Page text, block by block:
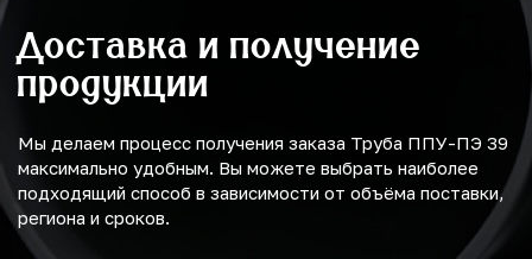
Доставка и получение
продукции
Мы делаем процесс получения заказа Труба ППУ-ПЭ 39
максимально удобным. Вы можете выбрать наиболее
подходящий способ в зависимости от объёма поставки,
региона и сроков.